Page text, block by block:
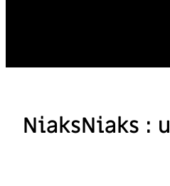
NiaksNiaks :